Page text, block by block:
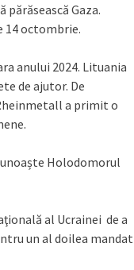
părăsească Gaza.
14 octombrie.
anului 2024. Lituania
de ajutor. De
a primit o
Holodomorul
al Ucrainei de a
un al doilea mandat